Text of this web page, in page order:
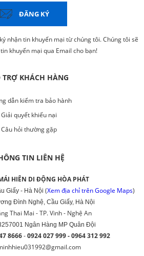
ĐĂNG KÝ
nhận tin khuyến mại từ chúng tôi. Chúng tôi sẽ
khuyến mại qua Email cho bạn!
TRỢ KHÁCH HÀNG
dẫn kiểm tra bảo hành
Giải quyết khiếu nại
Câu hỏi thường gặp
TIN LIÊN HỆ
HIÊN DI ĐỘNG HÒA PHÁT
Giấy - Hà Nội (Xem địa chỉ trên Google Maps)
Đình Nghệ, Cầu Giấy, Hà Nội
Thai Mai - TP. Vinh - Nghệ An
Ngân Hàng MP Quân Đội
8666-0924 027 999 - 0964 312 992